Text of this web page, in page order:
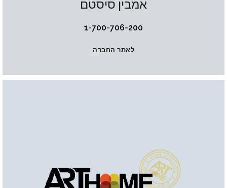
אמבין סיסטם
1-700-706-200
לאתר החברה